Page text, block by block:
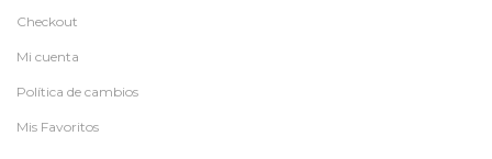
Checkout
Mi cuenta
Política de cambios
Mis Favoritos